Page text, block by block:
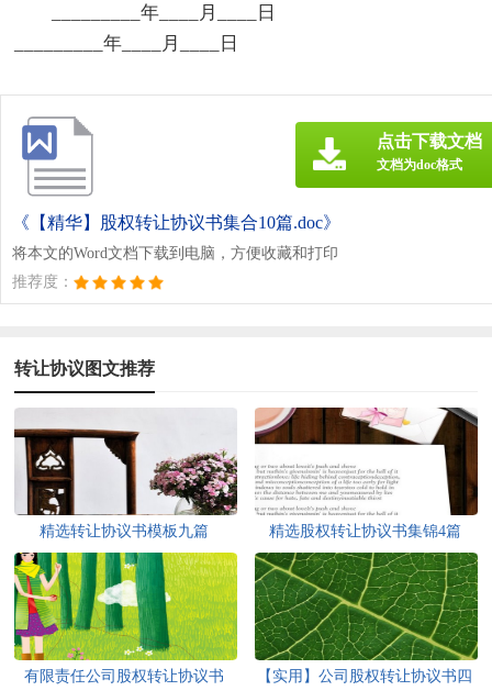
_________年____月____日
_________年____月____日
《【精华】股权转让协议书集合10篇.doc》
将本文的Word文档下载到电脑，方便收藏和打印
推荐度：
点击下载文档
文档为doc格式
转让协议图文推荐
精选转让协议书模板九篇 精选股权转让协议书集锦4篇
有限责任公司股权转让协议书
【实用】公司股权转让协议书四